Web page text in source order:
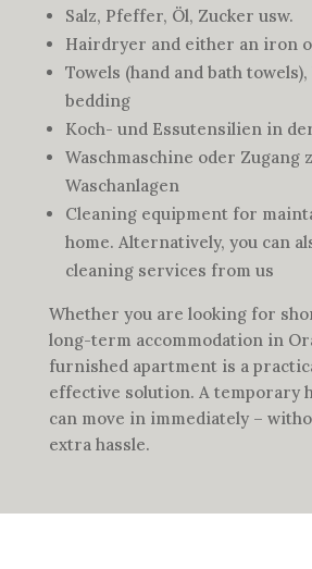
Salz, Pfeffer, Öl, Zucker usw.
Hairdryer and either an iron
Towels (hand and bath
bedding
Koch- und Essutensilien in
Waschmaschine oder Zugang
Waschanlagen
Cleaning equipment for
home. Alternatively, you can
cleaning services from us
Whether you are looking for
long-term accommodation in
furnished apartment is a
effective solution. A temporary
can move in immediately –
extra hassle.